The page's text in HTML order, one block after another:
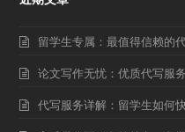
留学生专属：最值得信赖的
论文写作无忧：优质代写服
代写服务详解：留学生如何